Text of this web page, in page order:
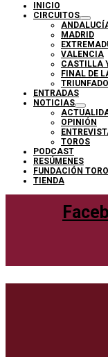
INICIO
CIRCUITOS
MADRID
VALENCIA
CASTILLA
FINAL DE
ENTRADAS
NOTICIAS
OPINIÓN
TOROS
PODCAST
RESÚMENES
FUNDACIÓN
TIENDA